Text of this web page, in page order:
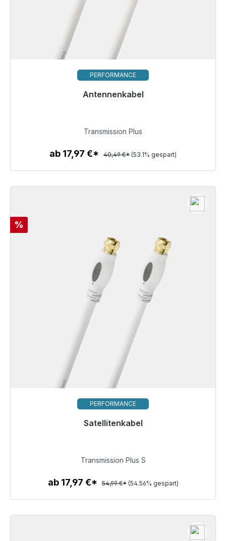
PERFORMANCE
Antennenkabel
Sofort versandfertig, Lieferzeit 48h*
Zum Artikel
Transmission Plus
ab 17,97 €* 40,49 €* (53.1% gespart)
Rabatt
%
PERFORMANCE
Satellitenkabel
Sofort versandfertig, Lieferzeit 48h*
Zum Artikel
Transmission Plus S
ab 17,97 €* 54,99 €* (54.56% gespart)